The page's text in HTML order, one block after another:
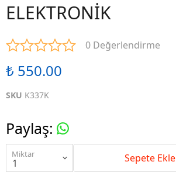
ELEKTRONİK
0 Değerlendirme
₺ 550.00
SKU K337K
Paylaş:
Miktar Sepete Ekle